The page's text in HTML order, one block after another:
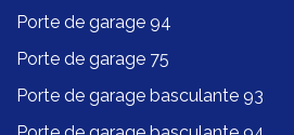
Porte de garage 94
Porte de garage 75
Porte de garage basculante 93